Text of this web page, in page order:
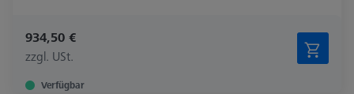
934,50 €
zzgl. USt.
Verfügbar